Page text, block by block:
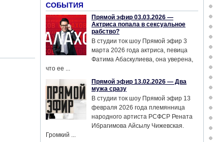
СОБЫТИЯ
Прямой эфир 03.03.2026 —
Актриса попала в сексуальное
рабство?
В студии ток шоу Прямой эфир 3
марта 2026 года актриса, певица
Фатима Абаскулиева, она уверена,
что ее ...
Прямой эфир 13.02.2026 — Два
мужа сразу
В студии ток шоу Прямой эфир 13
февраля 2026 года племянница
народного артиста РСФСР Рената
Ибрагимова Айсылу Чижевская.
Громкий ...